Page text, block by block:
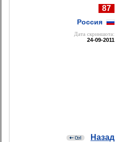
87
Россия
Дата cкриншота:
24-09-2011
Назад